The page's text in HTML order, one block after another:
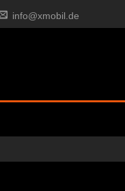
info@xmobil.de